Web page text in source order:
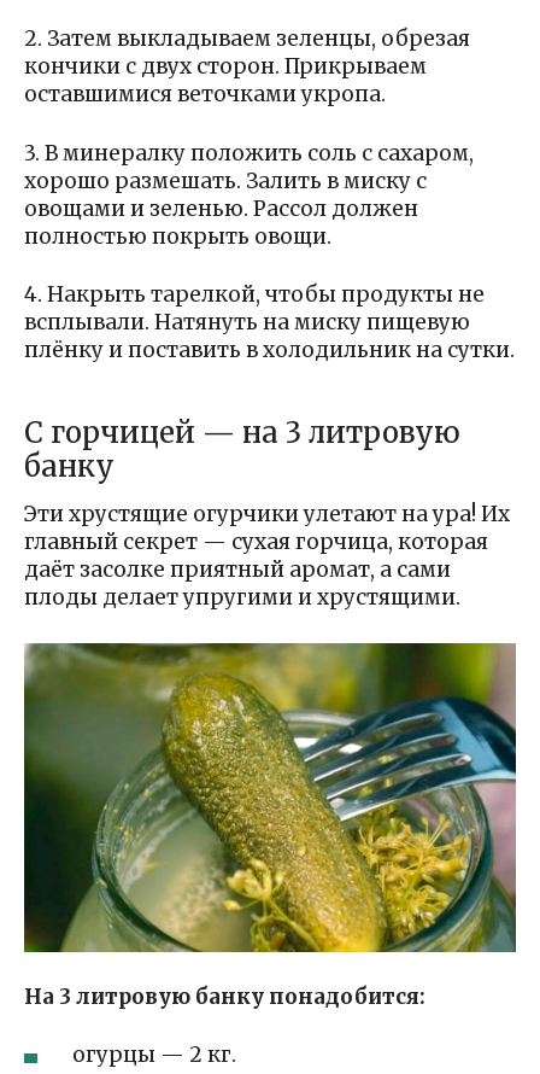
2. Затем выкладываем зеленцы, обрезая
кончики с двух сторон. Прикрываем
оставшимися веточками укропа.
3. В минералку положить соль с сахаром,
хорошо размешать. Залить в миску с
овощами и зеленью. Рассол должен
полностью покрыть овощи.
4. Накрыть тарелкой, чтобы продукты не
всплывали. Натянуть на миску пищевую
плёнку и поставить в холодильник на сутки.
С горчицей — на 3 литровую
банку
Эти хрустящие огурчики улетают на ура! Их
главный секрет — сухая горчица, которая
даёт засолке приятный аромат, а сами
плоды делает упругими и хрустящими.
На 3 литровую банку понадобится:
огурцы — 2 кг.